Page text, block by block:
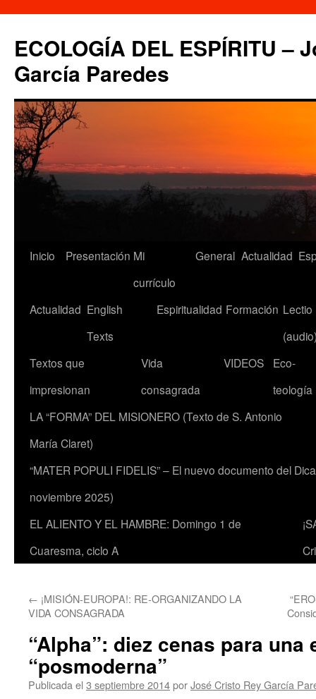
contenido
ECOLOGÍA DEL ESPÍRITU –
García Paredes
Inicio Presentación Mi
currículo
General Actualidad
Actualidad English
Texts
Espiritualidad Formación Lectio
Textos que
impresionan
Vida
consagrada
VIDEOS
Eco-
teología
LA “FORMA” DEL MISIONERO (Texto de S. Antonio
María Claret)
“MATER POPULI FIDELIS” – El nuevo documento del
noviembre 2025)
EL ALIENTO Y EL HAMBRE: Domingo 1 de
Cuaresma, ciclo A
← ¡MISIÓN-EUROPA!: RE-ORGANIZANDO LA
VIDA CONSAGRADA
“Alpha”: diez cenas para una
“posmoderna”
Publicada el 3 septiembre 2014porJosé Cristo Rey García